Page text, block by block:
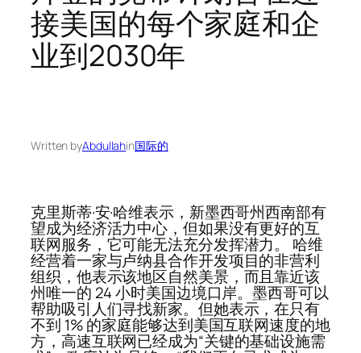
接美国的每个家庭和企
业到2030年
Written byAbdullahin国际的
克里斯蒂·安·哈维表示，新墨西哥州西南部有
望成为经济活力中心，但如果没有更好的互
联网服务，它可能无法充分发挥潜力。 哈维
经营着一家与卢纳县合作开发项目的非营利
组织，他表示该地区自然美景，而且靠近该
州唯一的 24 小时美国边境口岸。墨西哥可以
帮助吸引人们寻找新家。但她表示，在只有
不到 1% 的家庭能够达到美国互联网速度的地
方，高速互联网已经成为“关键的基础设施需